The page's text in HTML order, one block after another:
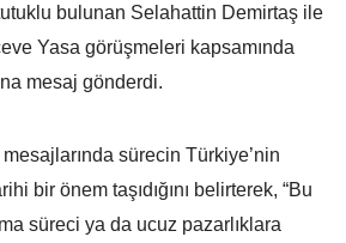
bulunan Selahattin Demirtaş ile
Yasa görüşmeleri kapsamında
mesaj gönderdi.
mesajlarında sürecin Türkiye’nin
bir önem taşıdığını belirterek, “Bu
süreci ya da ucuz pazarlıklara